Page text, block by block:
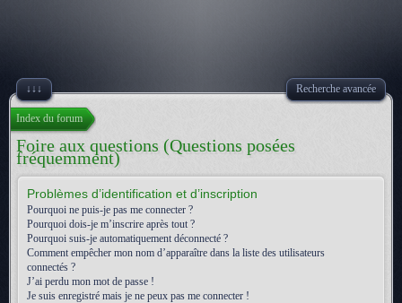
↓↓↓ Recherche avancée
Index du forum
Foire aux questions (Questions posées
fréquemment)
Problèmes d’identification et d’inscription
Pourquoi ne puis-je pas me connecter ?
Pourquoi dois-je m’inscrire après tout ?
Pourquoi suis-je automatiquement déconnecté ?
Comment empêcher mon nom d’apparaître dans la liste des utilisateurs
connectés ?
J’ai perdu mon mot de passe !
Je suis enregistré mais je ne peux pas me connecter !